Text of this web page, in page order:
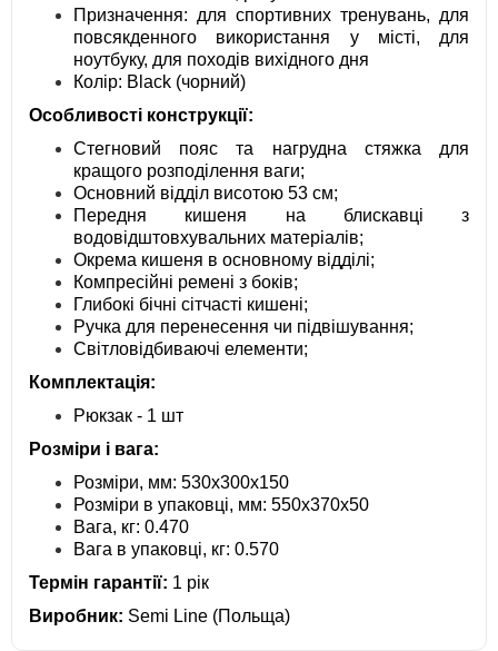
Призначення: для спортивних тренувань, для
повсякденного використання у місті, для
ноутбуку, для походів вихідного дня
Колір: Black (чорний)
Особливості конструкції:
Стегновий пояс та нагрудна стяжка для
кращого розподілення ваги;
Основний відділ висотою 53 см;
Передня кишеня на блискавці з
водовідштовхувальних матеріалів;
Окрема кишеня в основному відділі;
Компресійні ремені з боків;
Глибокі бічні сітчасті кишені;
Ручка для перенесення чи підвішування;
Світловідбиваючі елементи;
Комплектація:
Рюкзак - 1 шт
Розміри і вага:
Розміри, мм: 530х300х150
Розміри в упаковці, мм: 550х370х50
Вага, кг: 0.470
Вага в упаковці, кг: 0.570
Термін гарантії: 1 рік
Виробник: Semi Line (Польща)